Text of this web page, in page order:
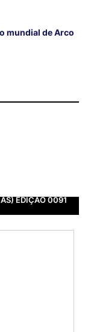
mundial de Arco
EDIÇÃO 0091